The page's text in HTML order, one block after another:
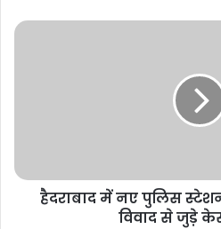
हैदराबाद में नए पुलिस
विवाद से जुड़े